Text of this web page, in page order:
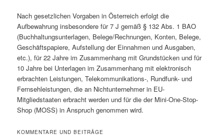
Nach gesetzlichen Vorgaben in Österreich erfolgt die
Aufbewahrung insbesondere für 7 J gemäß § 132 Abs. 1 BAO
(Buchhaltungsunterlagen, Belege/Rechnungen, Konten, Belege,
Geschäftspapiere, Aufstellung der Einnahmen und Ausgaben,
etc.), für 22 Jahre im Zusammenhang mit Grundstücken und für
10 Jahre bei Unterlagen im Zusammenhang mit elektronisch
erbrachten Leistungen, Telekommunikations-, Rundfunk- und
Fernsehleistungen, die an Nichtunternehmer in EU-
Mitgliedstaaten erbracht werden und für die der Mini-One-Stop-
Shop (MOSS) in Anspruch genommen wird.
KOMMENTARE UND BEITRÄGE